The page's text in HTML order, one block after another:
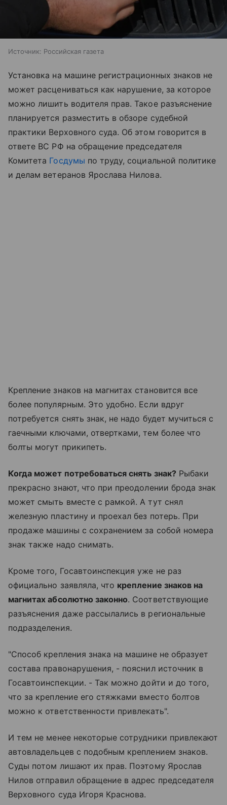
Источник: Российская газета
Установка на машине регистрационных знаков не
может расцениваться как нарушение, за которое
можно лишить водителя прав. Такое разъяснение
планируется разместить в обзоре судебной
практики Верховного суда. Об этом говорится в
ответе ВС РФ на обращение председателя
Комитета Госдумы по труду, социальной политике
и делам ветеранов Ярослава Нилова.
Крепление знаков на магнитах становится все
более популярным. Это удобно. Если вдруг
потребуется снять знак, не надо будет мучиться с
гаечными ключами, отвертками, тем более что
болты могут прикипеть.
Когда может потребоваться снять знак?Рыбаки
прекрасно знают, что при преодолении брода знак
может смыть вместе с рамкой. А тут снял
железную пластину и проехал без потерь. При
продаже машины с сохранением за собой номера
знак также надо снимать.
Кроме того, Госавтоинспекция уже не раз
официально заявляла, что крепление знаков на
магнитах абсолютно законно. Соответствующие
разъяснения даже рассылались в региональные
подразделения.
"Способ крепления знака на машине не образует
состава правонарушения, - пояснил источник в
Госавтоинспекции. - Так можно дойти и до того,
что за крепление его стяжками вместо болтов
можно к ответственности привлекать".
И тем не менее некоторые сотрудники привлекают
автовладельцев с подобным креплением знаков.
Суды потом лишают их прав. Поэтому Ярослав
Нилов отправил обращение в адрес председателя
Верховного суда Игоря Краснова.